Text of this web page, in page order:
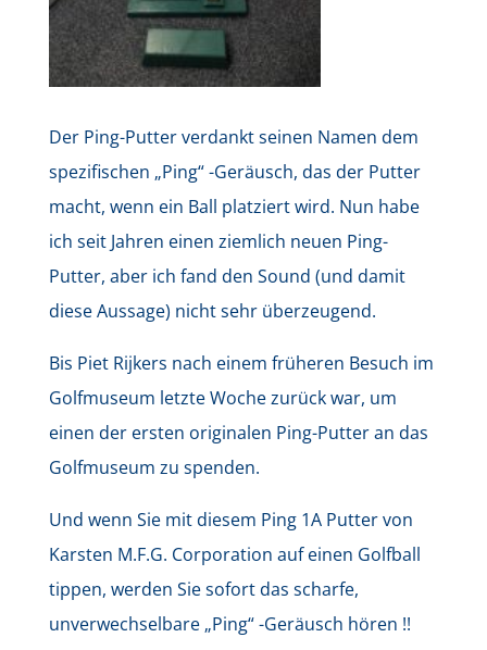
Der Ping-Putter verdankt seinen Namen dem
spezifischen „Ping“ -Geräusch, das der Putter
macht, wenn ein Ball platziert wird. Nun habe
ich seit Jahren einen ziemlich neuen Ping-
Putter, aber ich fand den Sound (und damit
diese Aussage) nicht sehr überzeugend.
Bis Piet Rijkers nach einem früheren Besuch im
Golfmuseum letzte Woche zurück war, um
einen der ersten originalen Ping-Putter an das
Golfmuseum zu spenden.
Und wenn Sie mit diesem Ping 1A Putter von
Karsten M.F.G. Corporation auf einen Golfball
tippen, werden Sie sofort das scharfe,
unverwechselbare „Ping“ -Geräusch hören !!